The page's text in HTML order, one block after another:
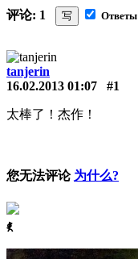
评论: 1 写 Ответы
tanjerin
16.02.2013 01:07
#1
太棒了！杰作！
您无法评论 为什么?
ꈅ